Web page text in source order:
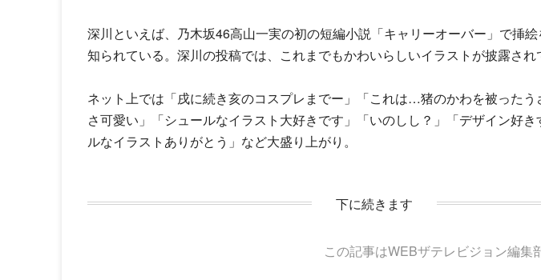
深川といえば、乃木坂46高山一実の初の短編小説「キャリーオーバー」で挿
知られている。深川の投稿では、これまでもかわいらしいイラストが披露され
ネット上では「戌に続き亥のコスプレまでー」「これは…猪のかわを被った
さ可愛い」「シュールなイラスト大好きです」「いのしし？」「デザイン好
ルなイラストありがとう」など大盛り上がり。
下に続きます
この記事はWEBザテレビジョン編集